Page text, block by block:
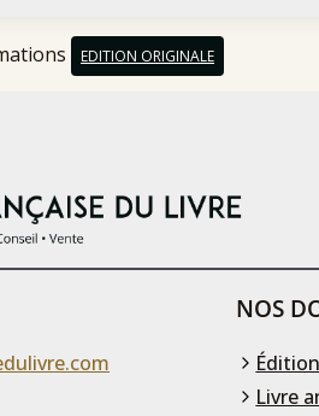
EDITION ORIGINALE
NOS
Livre